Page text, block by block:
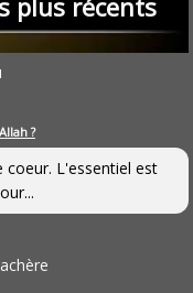
plus récents
?
coeur. L'essentiel est